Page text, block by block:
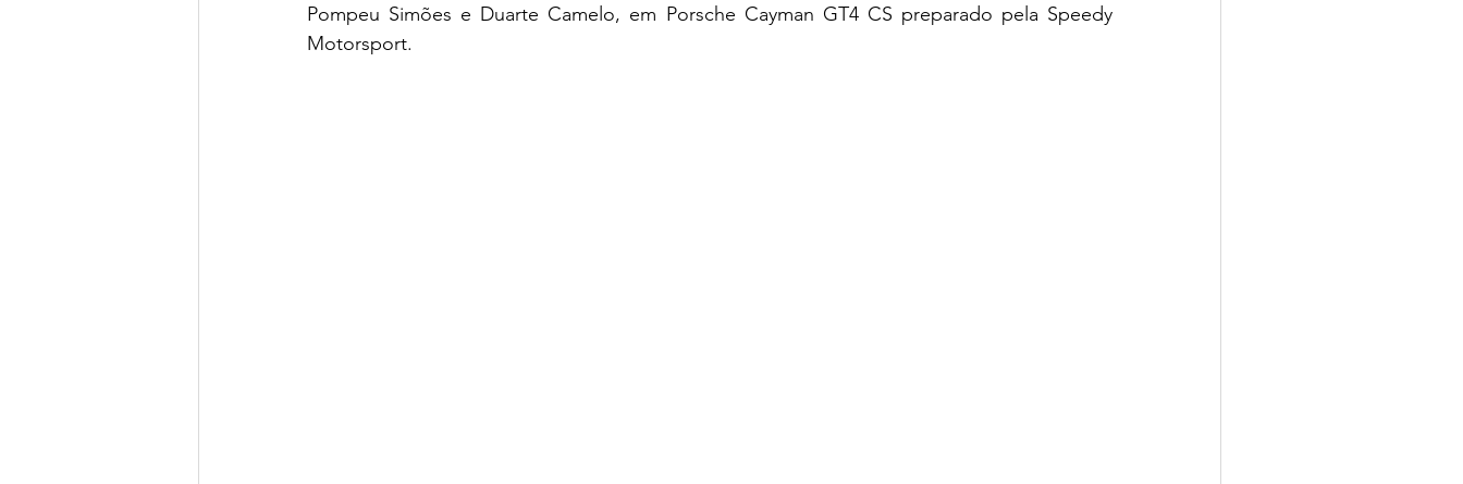
Pompeu Simões e Duarte Camelo, em Porsche Cayman GT4 CS preparado pela Speedy
Motorsport.